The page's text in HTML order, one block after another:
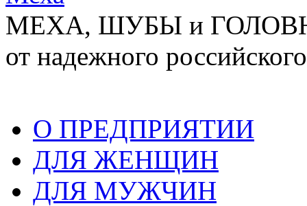
МЕХА, ШУБЫ и
от надежного
О ПРЕДПРИЯТИИ
ДЛЯ ЖЕНЩИН
ДЛЯ МУЖЧИН